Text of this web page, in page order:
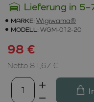
Lieferung in
MARKE: Wigiwama®
MODELL: WGM-012-20
98 €
Netto 81,67 €